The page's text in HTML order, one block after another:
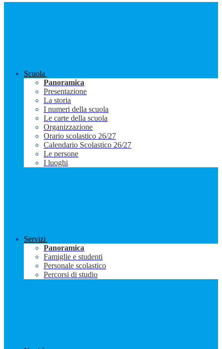
Scuola
Panoramica
Presentazione
La storia
I numeri della scuola
Le carte della scuola
Organizzazione
Orario scolastico 26/27
Calendario Scolastico 26/27
Le persone
I luoghi
Servizi
Panoramica
Famiglie e studenti
Personale scolastico
Percorsi di studio